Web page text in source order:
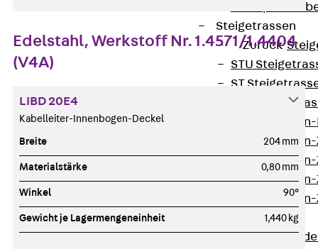
Steigetrassen
Zurück
STU
ST
LGG
Steigetrassen-
Steigetrassen-
Bodenkanäle
Zurück
Edelstahl, Werkstoff Nr. 1.4571/1.4404
(V4A)
LIBD 20E4
Kabelleiter-Innenbogen-Deckel
Breite 204 mm
Materialstärke 0,80 mm
Winkel 90°
Gewicht je Lagermengeneinheit 1,440 kg